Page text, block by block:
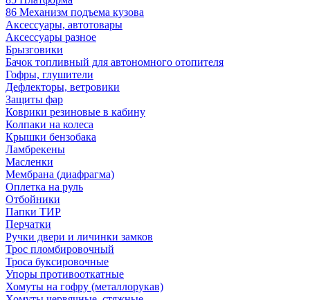
86 Механизм подъема кузова
Аксессуары, автотовары
Аксессуары разное
Брызговики
Бачок топливный для автономного отопителя
Гофры, глушители
Дефлекторы, ветровики
Защиты фар
Коврики резиновые в кабину
Колпаки на колеса
Крышки бензобака
Ламбрекены
Масленки
Мембрана (диафрагма)
Оплетка на руль
Отбойники
Папки ТИР
Перчатки
Ручки двери и личинки замков
Трос пломбировочный
Троса буксировочные
Упоры противооткатные
Хомуты на гофру (металлорукав)